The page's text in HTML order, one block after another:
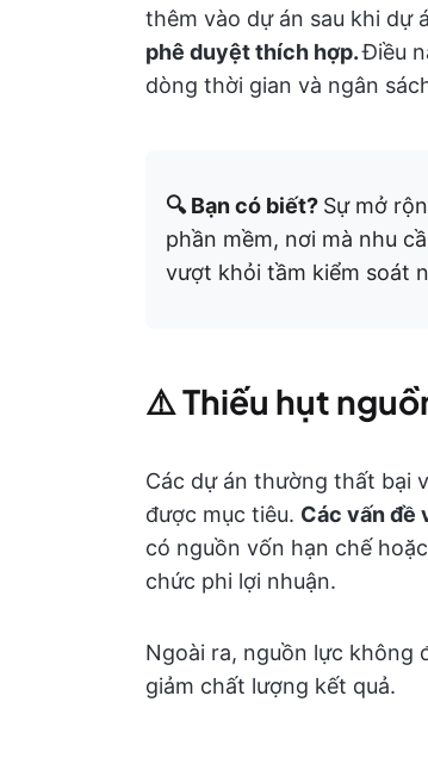
thêm vào dự án sau khi dự
phê duyệt thích hợp.Điều
dòng thời gian và ngân
🔍 Bạn có biết? Sự mở
phần mềm, nơi mà nhu
vượt khỏi tầm kiểm soát
⚠️Thiếu hụt
Các dự án thường thất bại
được mục tiêu. Các vấn đề
có nguồn vốn hạn chế
chức phi lợi nhuận.
Ngoài ra, nguồn lực không
giảm chất lượng kết quả.